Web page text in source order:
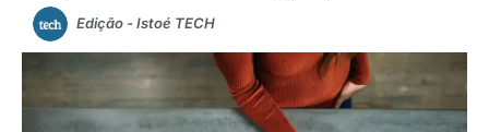
Edição - Istoé TECH